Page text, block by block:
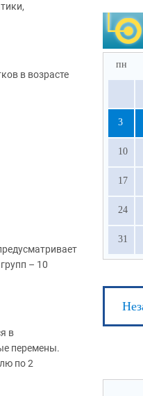
в возрасте
– 10
в
перемены.
по 2
пн
3
10
17
24
31